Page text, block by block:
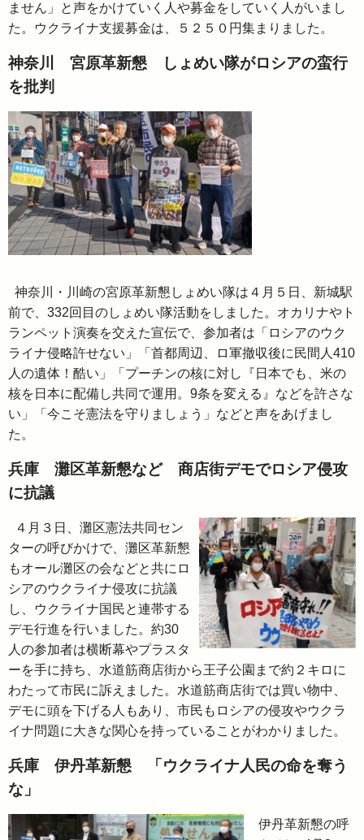
ません」と声をかけていく人や募金をしていく人がいまし
た。ウクライナ支援募金は、５２５０円集まりました。
神奈川 宮原革新懇 しょめい隊がロシアの蛮行
を批判
神奈川・川崎の宮原革新懇しょめい隊は４月５日、新城駅
前で、332回目のしょめい隊活動をしました。オカリナやト
ランペット演奏を交えた宣伝で、参加者は「ロシアのウク
ライナ侵略許せない」「首都周辺、ロ軍撤収後に民間人410
人の遺体！酷い」「プーチンの核に対し『日本でも、米の
核を日本に配備し共同で運用。9条を変える』などを許さな
い」「今こそ憲法を守りましょう」などと声をあげまし
た。
兵庫 灘区革新懇など 商店街デモでロシア侵攻
に抗議
４月３日、灘区憲法共同セン
ターの呼びかけで、灘区革新懇
もオール灘区の会などと共にロ
シアのウクライナ侵攻に抗議
し、ウクライナ国民と連帯する
デモ行進を行いました。約30
人の参加者は横断幕やプラスタ
ーを手に持ち、水道筋商店街から王子公園まで約２キロに
わたって市民に訴えました。水道筋商店街では買い物中、
デモに頭を下げる人もあり、市民もロシアの侵攻やウクラ
イナ問題に大きな関心を持っていることがわかりました。
兵庫 伊丹革新懇 「ウクライナ人民の命を奪う
な」
伊丹革新懇の呼